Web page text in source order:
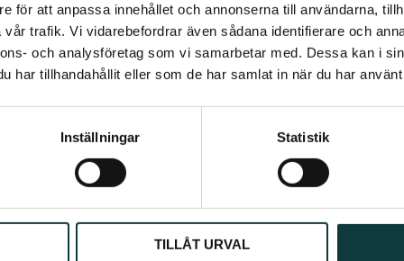
för att anpassa innehållet och annonserna till användarna,
trafik. Vi vidarebefordrar även sådana identifierare och
och analysföretag som vi samarbetar med. Dessa kan i
har tillhandahållit eller som de har samlat in när du har
Inställningar Statistik
TILLÅT URVAL
STALLBOLL 1,6
kg
Stall Boll - den omåttligt
som sysselsätter
LIKIT BOREDOM
​En unik, mentalt
aktiverande leksak från
motverka rastlöshet och
beteenden så som
direkt i din inkorg
Prenumerera
behandlas i enlighet med vår